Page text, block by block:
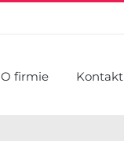
O firmie Kontakt